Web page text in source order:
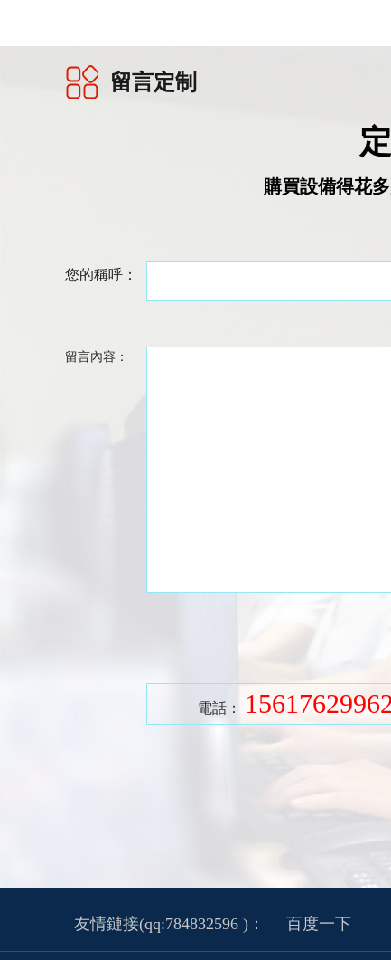
留言定制
購買設備得花
您的稱呼：
留言內容：
電話：
友情鏈接(qq:784832596 )： 百度一下